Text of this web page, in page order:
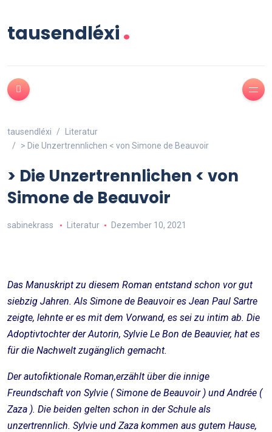
tausendléxi.
tausendléxi
Literatur
> Die Unzertrennlichen < von Simone de Beauvoir
> Die Unzertrennlichen < von
Simone de Beauvoir
sabinekrass Literatur Dezember 10, 2021
Das Manuskript zu diesem Roman entstand schon vor gut
siebzig Jahren. Als Simone de Beauvoir es Jean Paul Sartre
zeigte, lehnte er es mit dem Vorwand, es sei zu intim ab. Die
Adoptivtochter der Autorin, Sylvie Le Bon de Beauvier, hat es
für die Nachwelt zugänglich gemacht.
Der autofiktionale Roman,erzählt über die innige
Freundschaft von Sylvie ( Simone de Beauvoir ) und Andrée (
Zaza ). Die beiden gelten schon in der Schule als
unzertrennlich. Sylvie und Zaza kommen aus gutem Hause,